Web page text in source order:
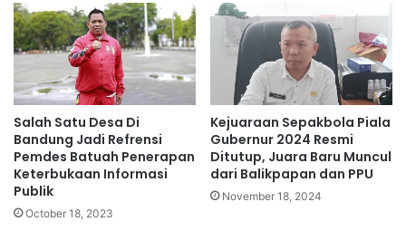
Salah Satu Desa Di
Bandung Jadi Refrensi
Pemdes Batuah Penerapan
Keterbukaan Informasi
Publik
October 18, 2023
Kejuaraan Sepakbola Piala
Gubernur 2024 Resmi
Ditutup, Juara Baru Muncul
dari Balikpapan dan PPU
November 18, 2024